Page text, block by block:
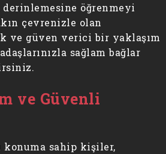
öğrenmeyi
çevrenizle olan
ve güven verici bir yaklaşım
sağlam bağlar
ve Güvenli
konuma sahip kişiler,